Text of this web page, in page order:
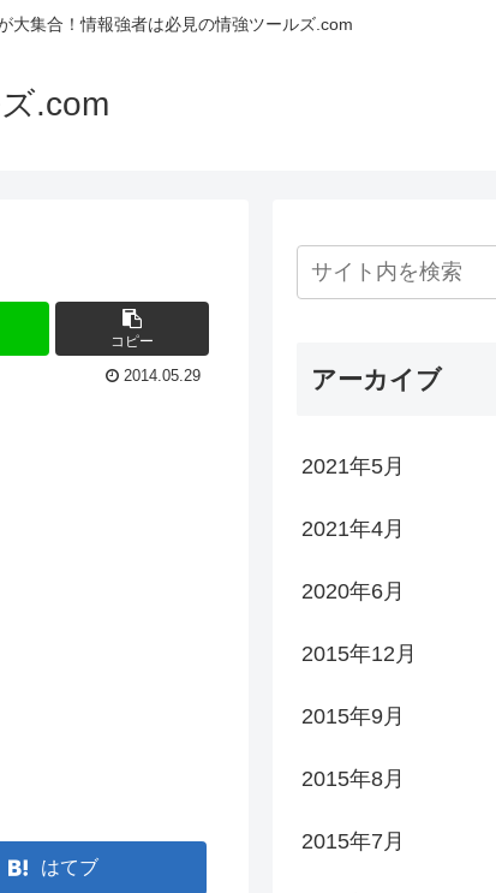
大集合！情報強者は必見の情強ツールズ.com
.com
コピー
2014.05.29
はてブ
アーカイブ
2021年5月
2021年4月
2020年6月
2015年12月
2015年9月
2015年8月
2015年7月